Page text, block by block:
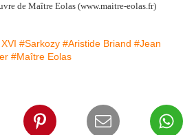
de Maître Eolas (www.maitre-eolas.fr)
#Sarkozy #Aristide Briand #Jean
#Maître Eolas